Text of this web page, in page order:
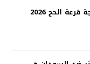
الاستعلام عن نتيجة قرعة الحج 2026